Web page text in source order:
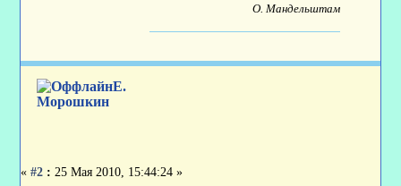
О. Мандельштам
Е.
Морошкин
«#2 : 25 Мая 2010, 15:44:24 »